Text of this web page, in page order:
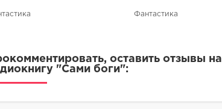
Фантастика
оставить отзывы на
"​​Сами боги":